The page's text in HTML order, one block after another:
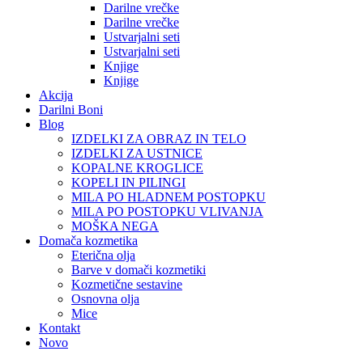
Darilne vrečke
Darilne vrečke
Ustvarjalni seti
Ustvarjalni seti
Knjige
Knjige
Akcija
Darilni Boni
Blog
IZDELKI ZA OBRAZ IN TELO
IZDELKI ZA USTNICE
KOPALNE KROGLICE
KOPELI IN PILINGI
MILA PO HLADNEM POSTOPKU
MILA PO POSTOPKU VLIVANJA
MOŠKA NEGA
Domača kozmetika
Eterična olja
Barve v domači kozmetiki
Kozmetične sestavine
Osnovna olja
Mice
Kontakt
Novo